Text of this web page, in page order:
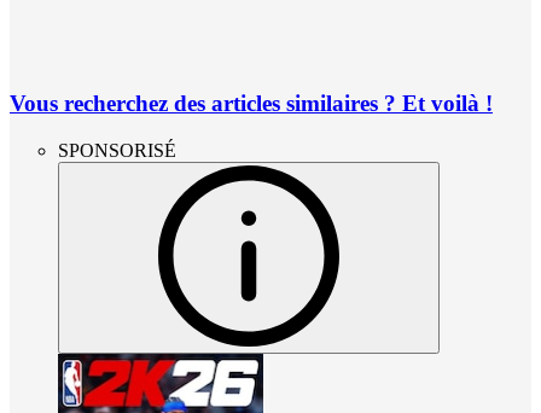
Vous recherchez des articles similaires ? Et voilà !
SPONSORISÉ